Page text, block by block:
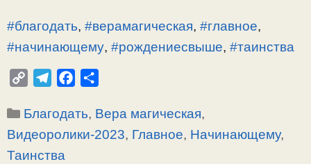
#благодать, #верамагическая, #главное,
#начинающему, #рождениесвыше, #таинства
p
y
l
e
c
e
п
р
Рубрики
Благодать, Вера магическая,
Видеоролики-2023, Главное, Начинающему,
Таинства